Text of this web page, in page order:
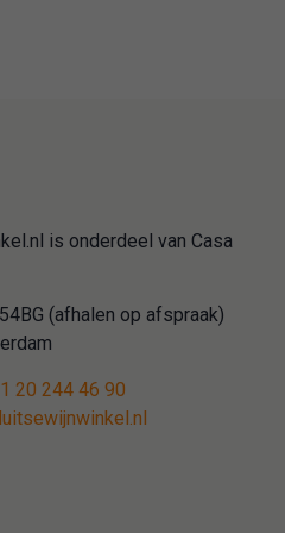
is onderdeel van Casa
(afhalen op afspraak)
20 244 46 90